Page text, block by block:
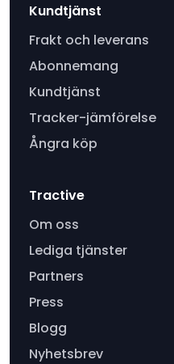
Kundtjänst
Frakt och leverans
Abonnemang
Kundtjänst
Tracker-jämförelse
Ångra köp
Tractive
Om oss
Lediga tjänster
Partners
Press
Blogg
Nyhetsbrev